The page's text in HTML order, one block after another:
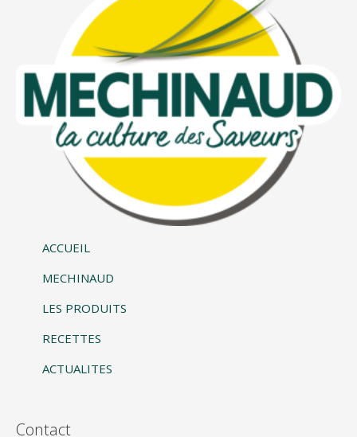
ACCUEIL
MECHINAUD
LES PRODUITS
RECETTES
ACTUALITES
Contact